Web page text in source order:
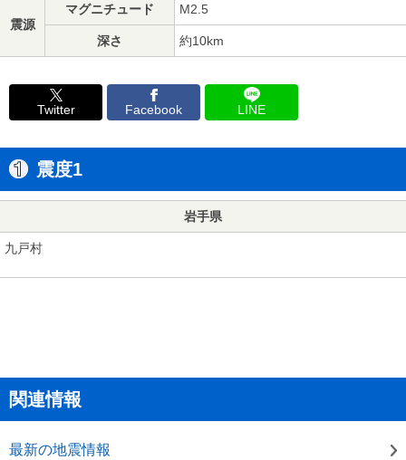
震源
マグニチュード M2.5
深さ 約10km
Twitter Facebook LINE
震度1
岩手県
九戸村
関連情報
最新の地震情報